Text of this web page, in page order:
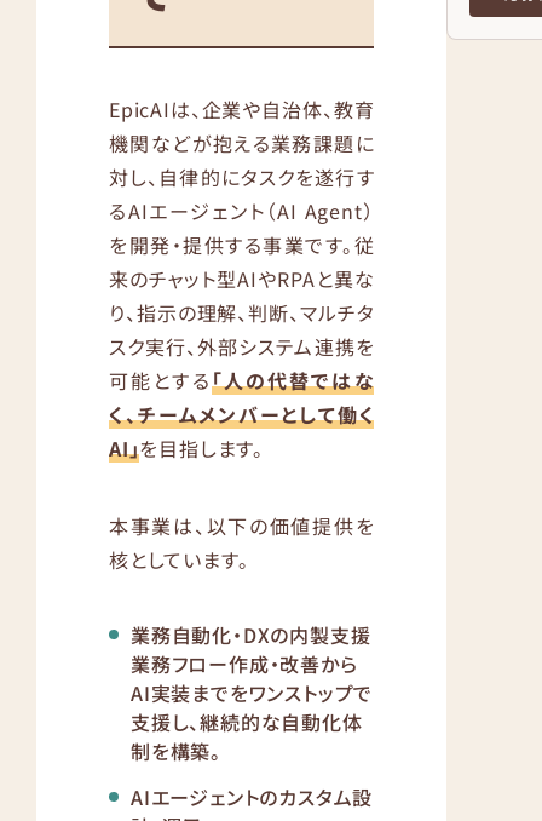
EpicAIは、企業や自治体、教育
機関などが抱える業務課題に
対し、自律的にタスクを遂行す
るAIエージェント（AI Agent）
を開発・提供する事業です。従
来のチャット型AIやRPAと異な
り、指示の理解、判断、マルチタ
スク実行、外部システム連携を
可能とする「人の代替ではな
く、チームメンバーとして働く
AI」を目指します。
本事業は、以下の価値提供を
核としています。
業務自動化・DXの内製支援
業務フロー作成・改善から
AI実装までをワンストップで
支援し、継続的な自動化体
制を構築。
AIエージェントのカスタム設